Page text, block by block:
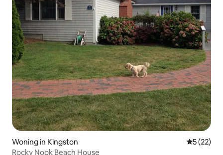
Woning in Kingston
5 (22)
Rocky Nook Beach House